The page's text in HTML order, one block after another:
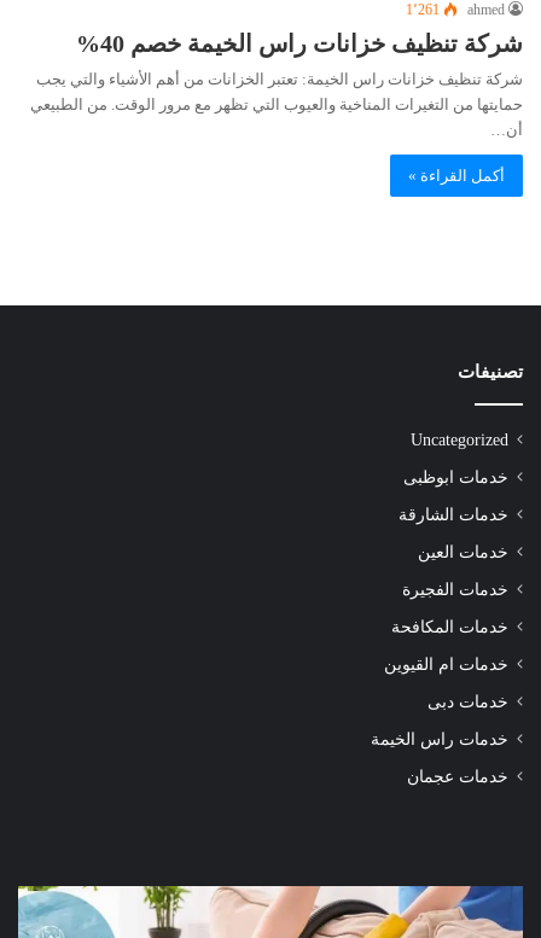
ahmed 1٬261
شركة تنظيف خزانات راس الخيمة خصم 40%
شركة تنظيف خزانات راس الخيمة: تعتبر الخزانات من أهم الأشياء والتي يجب
حمايتها من التغيرات المناخية والعيوب التي تظهر مع مرور الوقت. من الطبيعي
أن…
أكمل القراءة »
تصنيفات
Uncategorized
خدمات ابوظبى
خدمات الشارقة
خدمات العين
خدمات الفجيرة
خدمات المكافحة
خدمات ام القيوين
خدمات دبى
خدمات راس الخيمة
خدمات عجمان
شركة
تنظيف